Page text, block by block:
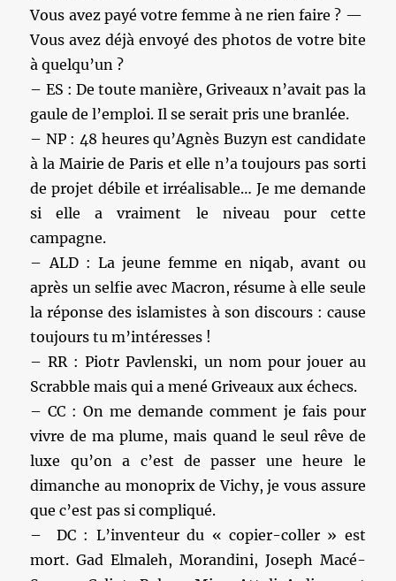
Vous avez payé votre femme à ne rien faire ? —
Vous avez déjà envoyé des photos de votre bite
à quelqu’un ?
– ES : De toute manière, Griveaux n’avait pas la
gaule de l’emploi. Il se serait pris une branlée.
– NP : 48 heures qu’Agnès Buzyn est candidate
à la Mairie de Paris et elle n’a toujours pas sorti
de projet débile et irréalisable… Je me demande
si elle a vraiment le niveau pour cette
campagne.
– ALD : La jeune femme en niqab, avant ou
après un selfie avec Macron, résume à elle seule
la réponse des islamistes à son discours : cause
toujours tu m’intéresses !
– RR : Piotr Pavlenski, un nom pour jouer au
Scrabble mais qui a mené Griveaux aux échecs.
– CC : On me demande comment je fais pour
vivre de ma plume, mais quand le seul rêve de
luxe qu’on a c’est de passer une heure le
dimanche au monoprix de Vichy, je vous assure
que c’est pas si compliqué.
– DC : L’inventeur du « copier-coller » est
mort. Gad Elmaleh, Morandini, Joseph Macé-